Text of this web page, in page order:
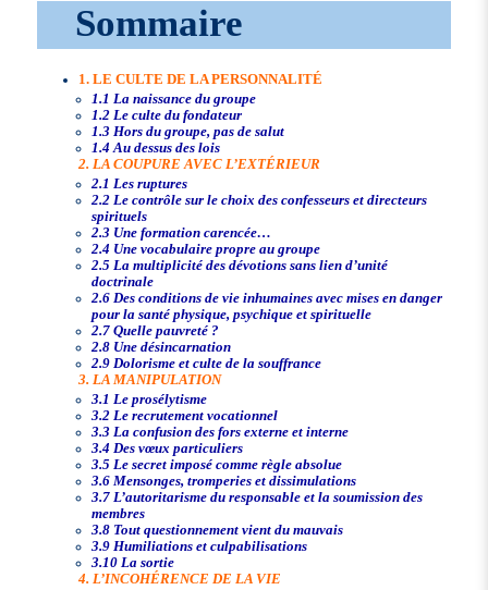
Sommaire
1. LE CULTE DE LA PERSONNALITÉ
1.1 La naissance du groupe
1.2 Le culte du fondateur
1.3 Hors du groupe, pas de salut
1.4 Au dessus des lois
2. LA COUPURE AVEC L’EXTÉRIEUR
2.1 Les ruptures
2.2 Le contrôle sur le choix des confesseurs et directeurs
spirituels
2.3 Une formation carencée…
2.4 Une vocabulaire propre au groupe
2.5 La multiplicité des dévotions sans lien d’unité
doctrinale
2.6 Des conditions de vie inhumaines avec mises en danger
pour la santé physique, psychique et spirituelle
2.7 Quelle pauvreté ?
2.8 Une désincarnation
2.9 Dolorisme et culte de la souffrance
3. LA MANIPULATION
3.1 Le prosélytisme
3.2 Le recrutement vocationnel
3.3 La confusion des fors externe et interne
3.4 Des vœux particuliers
3.5 Le secret imposé comme règle absolue
3.6 Mensonges, tromperies et dissimulations
3.7 L’autoritarisme du responsable et la soumission des
membres
3.8 Tout questionnement vient du mauvais
3.9 Humiliations et culpabilisations
3.10 La sortie
4. L’INCOHÉRENCE DE LA VIE